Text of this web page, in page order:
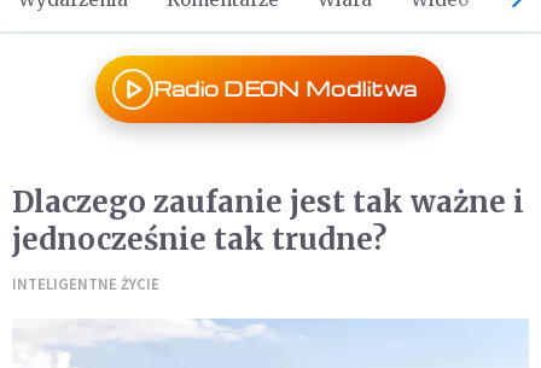
Radio DEON Modlitwa
Dlaczego zaufanie jest tak ważne i
jednocześnie tak trudne?
INTELIGENTNE ŻYCIE